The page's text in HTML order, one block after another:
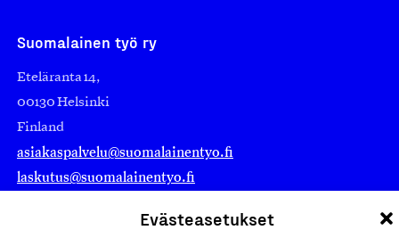
Evästeasetukset
Suomalainen työ ry
Eteläranta 14,
00130 Helsinki
Finland
asiakaspalvelu@suomalainentyo.fi
laskutus@suomalainentyo.fi